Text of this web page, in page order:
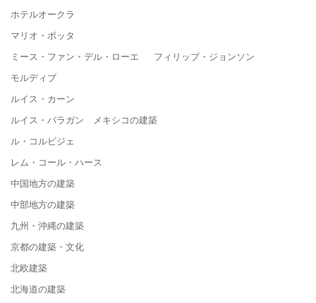
ホテルオークラ
マリオ・ボッタ
ミース・ファン・デル・ローエ フィリップ・ジョンソン
モルディブ
ルイス・カーン
ルイス・バラガン メキシコの建築
ル・コルビジェ
レム・コール・ハース
中国地方の建築
中部地方の建築
九州・沖縄の建築
京都の建築・文化
北欧建築
北海道の建築